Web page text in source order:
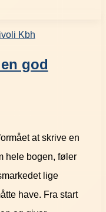
god
at skrive en
hele bogen, føler
lige
have. Fra start